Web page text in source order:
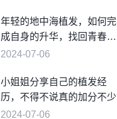
年轻的地中海植发，如何完
成自身的升华，找回青春的
自信
2024-07-06
小姐姐分享自己的植发经
历，不得不说真的加分不少
2024-07-06